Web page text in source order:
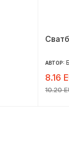
АВТОР:
8.16
10.20